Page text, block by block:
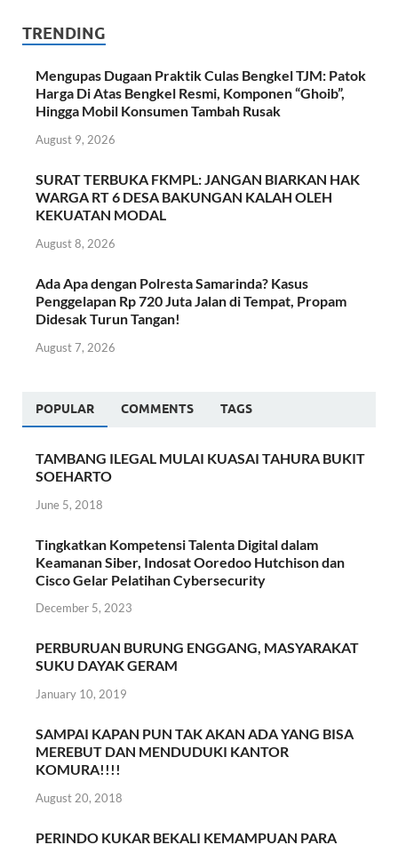
TRENDING
Mengupas Dugaan Praktik Culas Bengkel TJM: Patok
Harga Di Atas Bengkel Resmi, Komponen “Ghoib”,
Hingga Mobil Konsumen Tambah Rusak
August 9, 2026
SURAT TERBUKA FKMPL: JANGAN BIARKAN HAK
WARGA RT 6 DESA BAKUNGAN KALAH OLEH
KEKUATAN MODAL
August 8, 2026
Ada Apa dengan Polresta Samarinda? Kasus
Penggelapan Rp 720 Juta Jalan di Tempat, Propam
Didesak Turun Tangan!
August 7, 2026
POPULAR COMMENTS TAGS
TAMBANG ILEGAL MULAI KUASAI TAHURA BUKIT
SOEHARTO
June 5, 2018
Tingkatkan Kompetensi Talenta Digital dalam
Keamanan Siber, Indosat Ooredoo Hutchison dan
Cisco Gelar Pelatihan Cybersecurity
December 5, 2023
PERBURUAN BURUNG ENGGANG, MASYARAKAT
SUKU DAYAK GERAM
January 10, 2019
SAMPAI KAPAN PUN TAK AKAN ADA YANG BISA
MEREBUT DAN MENDUDUKI KANTOR
KOMURA!!!!
August 20, 2018
PERINDO KUKAR BEKALI KEMAMPUAN PARA